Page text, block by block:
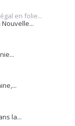
en folie...
la...